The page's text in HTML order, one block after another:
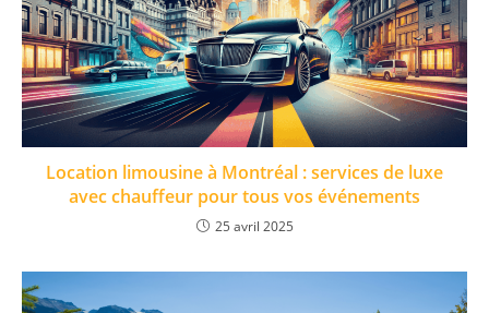
Location limousine à Montréal : services de luxe
avec chauffeur pour tous vos événements
25 avril 2025